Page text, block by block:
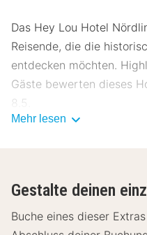
Das Hey Lou Hotel
Reisende, die die
entdecken möchten.
Gäste bewerten dieses
8.5.
In unmittelbarer Nähe
Rieskrater Museum
Mehr lesen
Gestalte deinen
Buche eines dieser